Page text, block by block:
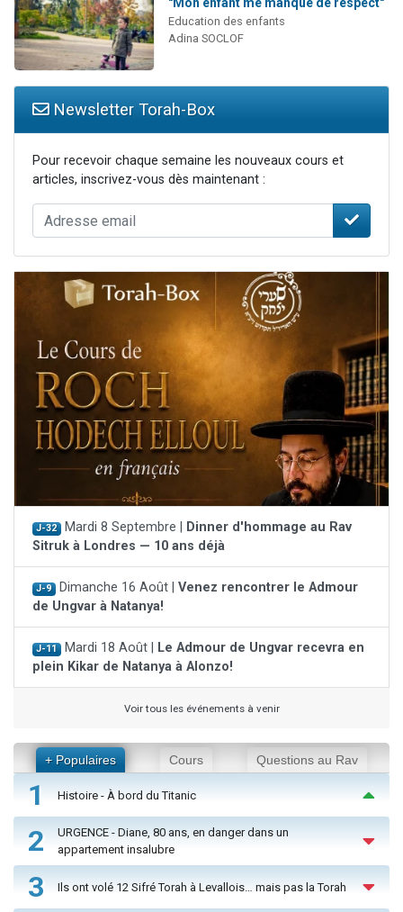
Education des enfants
Adina SOCLOF
Newsletter Torah-Box
Pour recevoir chaque semaine les nouveaux cours et
articles, inscrivez-vous dès maintenant :
J-32 Mardi 8 Septembre |
Dinner d'hommage au Rav
Sitruk à Londres — 10 ans déjà
J-9 Dimanche 16 Août | Venez rencontrer le Admour
de Ungvar à Natanya!
J-11 Mardi 18 Août |
Le Admour de Ungvar recevra en
plein Kikar de Natanya à Alonzo!
Voir tous les événements à venir
+ Populaires Cours Questions au Rav
1 Histoire - À bord du Titanic
2
URGENCE - Diane, 80 ans, en danger dans un
appartement insalubre
3 Ils ont volé 12 Sifré Torah à Levallois… mais pas la Torah